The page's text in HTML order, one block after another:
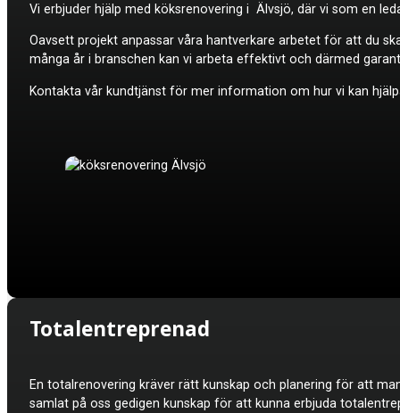
Vi erbjuder hjälp med köksrenovering i Älvsjö, där vi som en
Oavsett projekt anpassar våra hantverkare arbetet för att du
många år i branschen kan vi arbeta effektivt och därmed
Kontakta vår kundtjänst för mer information om hur vi kan
Totalentreprenad
En totalrenovering kräver rätt kunskap och planering för att
samlat på oss gedigen kunskap för att kunna erbjuda